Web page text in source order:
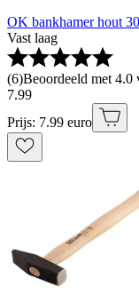
OK bankhamer hout
Vast laag
(6)Beoordeeld met 4.0
7.99
Prijs: 7.99 euro